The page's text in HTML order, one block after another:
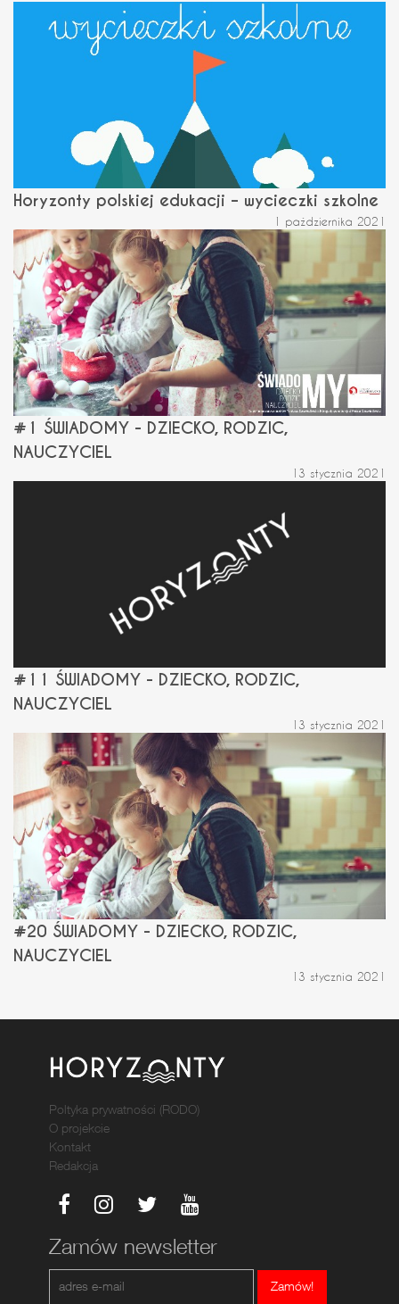
Horyzonty polskiej edukacji – wycieczki szkolne
1 października 2021
#1 ŚWIADOMY - DZIECKO, RODZIC,
NAUCZYCIEL
13 stycznia 2021
#11 ŚWIADOMY - DZIECKO, RODZIC,
NAUCZYCIEL
13 stycznia 2021
#20 ŚWIADOMY - DZIECKO, RODZIC,
NAUCZYCIEL
13 stycznia 2021
Poltyka prywatności (RODO)
O projekcie
Kontakt
Redakcja
Zamów newsletter
Zamów!